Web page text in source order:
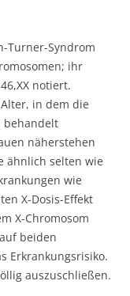
Turner-Syndrom
ihr
notiert.
in dem die
behandelt
näherstehen
ähnlich selten wie
wie
X-Dosis-Effekt
X-Chromosom
beiden
Erkrankungsrisiko.
auszuschließen.